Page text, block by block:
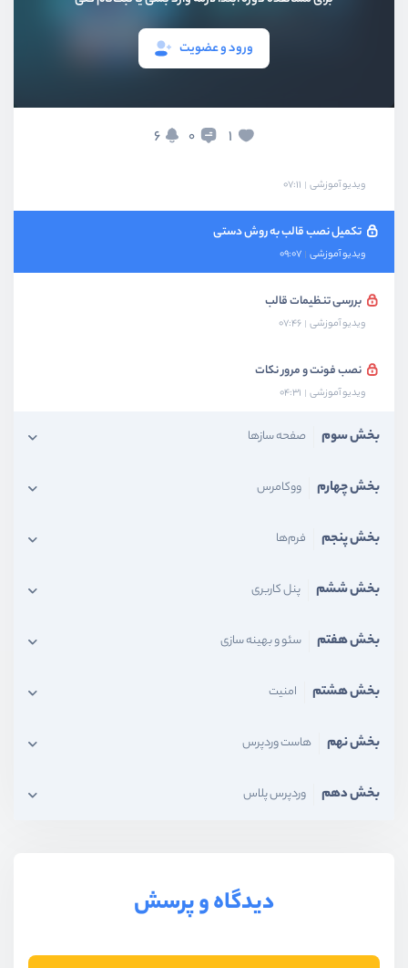
ورود و عضویت
1
0
6
تکمیل نصب سایت خبری و بررسی پروژه
ویدیو آموزشی 07:11
تکمیل نصب قالب به روش دستی
ویدیو آموزشی 09:07
بررسی تنظیمات قالب
ویدیو آموزشی 07:46
نصب فونت و مرور نکات
ویدیو آموزشی 04:31
بخش سوم صفحه ساز‌ها
بخش چهارم ووکامرس
بخش پنجم فرم‌ها
بخش ششم پنل کاربری
بخش هفتم سئو و بهینه سازی
بخش هشتم امنیت
بخش نهم هاست وردپرس
بخش دهم وردپرس پلاس
دیدگاه و پرسش